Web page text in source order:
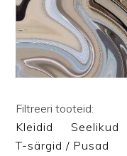
Filtreeri tooteid:
Kleidid
Seelikud
T-särgid / Pusad